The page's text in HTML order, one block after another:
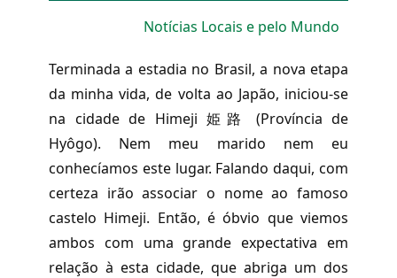
Notícias Locais e pelo Mundo
Terminada a estadia no Brasil, a nova etapa
da minha vida, de volta ao Japão, iniciou-se
na cidade de Himeji 姫路 (Província de
Hyôgo). Nem meu marido nem eu
conhecíamos este lugar. Falando daqui, com
certeza irão associar o nome ao famoso
castelo Himeji. Então, é óbvio que viemos
ambos com uma grande expectativa em
relação à esta cidade, que abriga um dos